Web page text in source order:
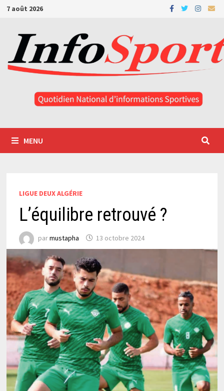
Passer
contenu
7 août 2026
MENU
LIGUE DEUX ALGÉRIE
L’équilibre retrouvé ?
parmustapha 13 octobre 2024